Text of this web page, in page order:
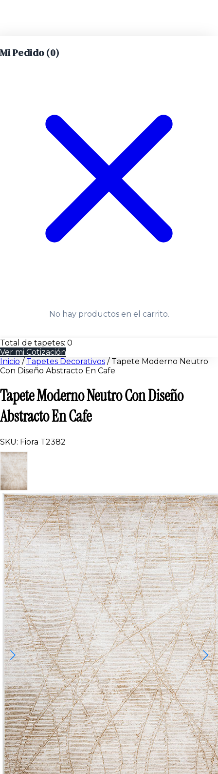
Mi Pedido (0)
No hay productos en el carrito.
Total de tapetes: 0
Ver mi Cotización
Inicio / Tapetes Decorativos / Tapete Moderno Neutro
Con Diseño Abstracto En Cafe
Tapete Moderno Neutro Con Diseño
Abstracto En Cafe
SKU: Fiora T2382